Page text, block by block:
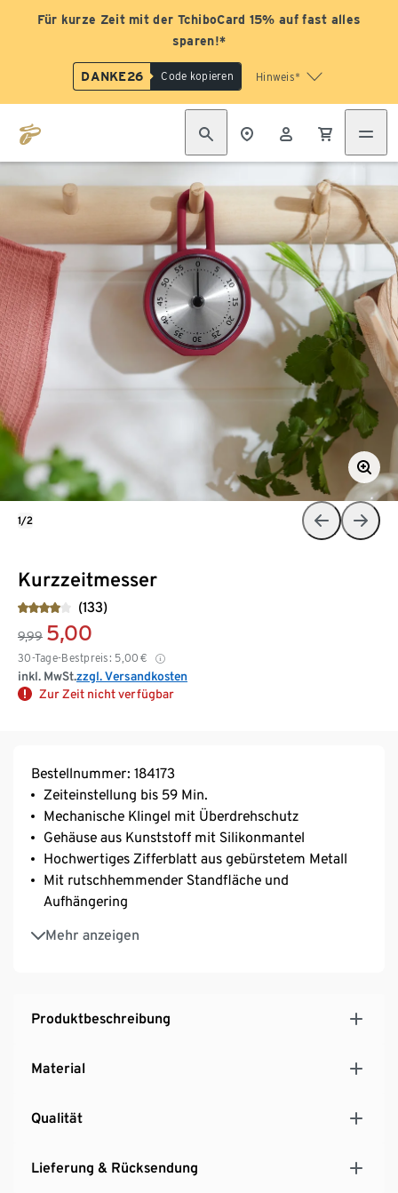
Für kurze Zeit mit der TchiboCard 15% auf fast alles
sparen!*
DANKE26 Code kopieren Hinweis*
Kurzzeitmesser
(133)
9,99 5,00
30-Tage-Bestpreis: 5,00 €
inkl. MwSt.zzgl. Versandkosten
Zur Zeit nicht verfügbar
1/2
Bestellnummer: 184173
Zeiteinstellung bis 59 Min.
Mechanische Klingel mit Überdrehschutz
Gehäuse aus Kunststoff mit Silikonmantel
Hochwertiges Zifferblatt aus gebürstetem Metall
Mit rutschhemmender Standfläche und
Aufhängering
Mehr anzeigen
Einfache Bedienung
Produktbeschreibung
Material
Qualität
Lieferung & Rücksendung